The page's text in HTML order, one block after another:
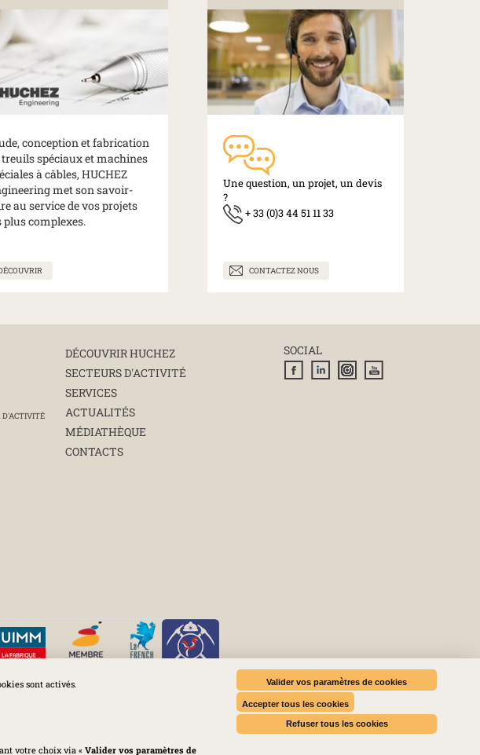
sont activés.
votre choix via « Valider vos paramètres de
Valider vos paramètres de cookies
Accepter tous les cookies
Refuser tous les cookies
conception et fabrication
treuils spéciaux et machines
à câbles, HUCHEZ
met son savoir-
au service de vos projets
plus complexes.
Une question, un projet, un devis
?
+ 33 (0)3 44 51 11 33
CONTACTEZ NOUS
D'ACTIVITÉ
DÉCOUVRIR HUCHEZ
SECTEURS D'ACTIVITÉ
SERVICES
ACTUALITÉS
MÉDIATHÈQUE
CONTACTS
SOCIAL